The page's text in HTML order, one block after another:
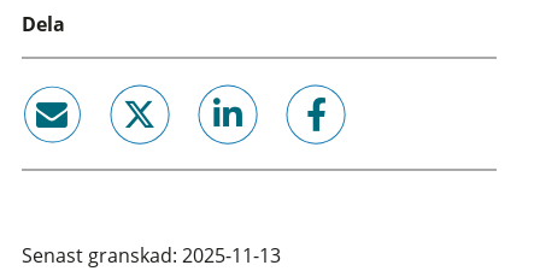
Dela
Senast granskad: 2025-11-13